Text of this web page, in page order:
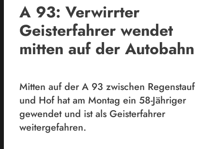
A 93: Verwirrter
Geisterfahrer wendet
mitten auf der Autobahn
Mitten auf der A 93 zwischen Regenstauf
und Hof hat am Montag ein 58-Jähriger
gewendet und ist als Geisterfahrer
weitergefahren.